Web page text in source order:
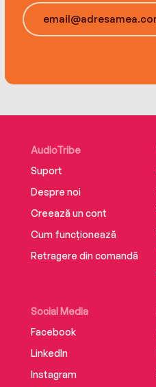
AudioTribe
Suport
Despre noi
Creează un cont
Cum funcționează
Retragere din comandă
Social Media
Facebook
LinkedIn
Instagram